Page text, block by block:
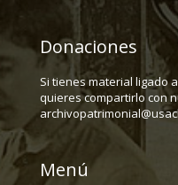
Donaciones
Si tienes material ligado
quieres compartirlo con
Menú